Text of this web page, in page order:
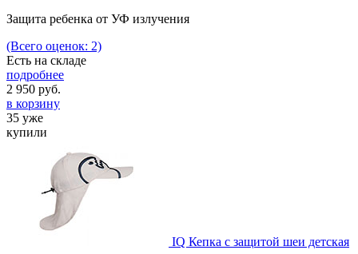
Защита ребенка от УФ излучения
(Всего оценок: 2)
Есть на складе
подробнее
2 950 руб.
в корзину
35 уже
купили
IQ Кепка с защитой шеи детская